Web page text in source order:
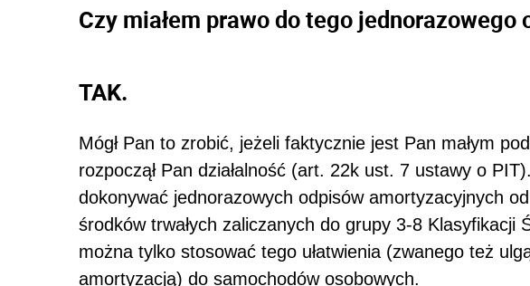
Czy miałem prawo do tego jednorazowego
TAK.
Mógł Pan to zrobić, jeżeli faktycznie jest Pan małym
rozpoczął Pan działalność (art. 22k ust. 7 ustawy o
dokonywać jednorazowych odpisów amortyzacyjnych
środków trwałych zaliczanych do grupy 3-8 Klasyfikacji
można tylko stosować tego ułatwienia (zwanego też
amortyzacją) do samochodów osobowych.